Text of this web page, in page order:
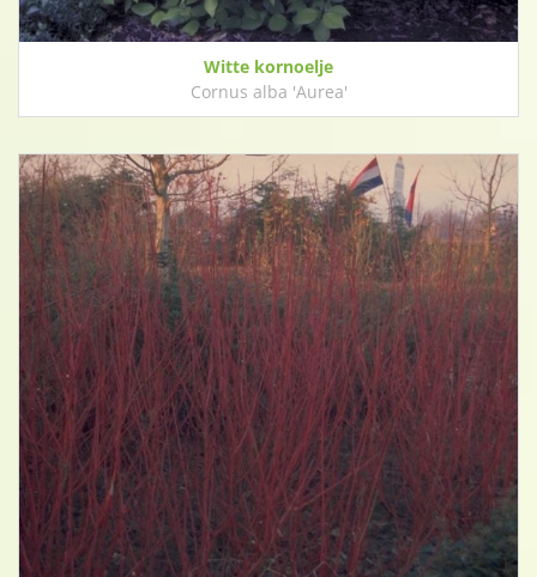
Witte kornoelje
Cornus alba 'Aurea'